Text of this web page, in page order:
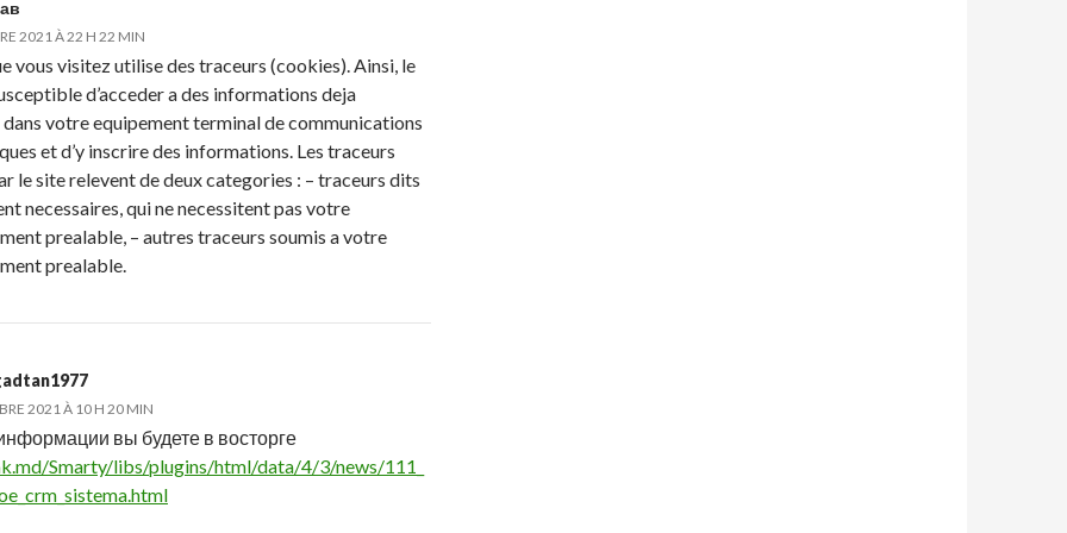
2021 À 22 H 22 MIN
vous visitez utilise des traceurs (cookies). Ainsi, le
d’acceder a des informations deja
votre equipement terminal de communications
et d’y inscrire des informations. Les traceurs
le site relevent de deux categories : – traceurs dits
necessaires, qui ne necessitent pas votre
prealable, – autres traceurs soumis a votre
prealable.
2021 À 10 H 20 MIN
вы будете в восторге
Smarty/libs/plugins/html/data/4/3/news/111_